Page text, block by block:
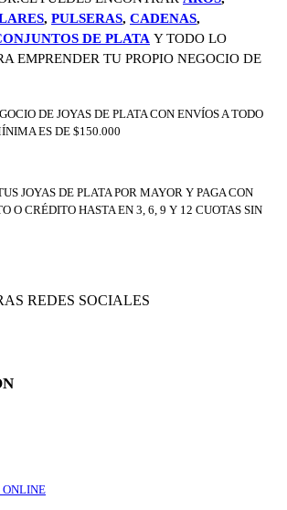
, PULSERAS, CADENAS,
DE PLATA Y TODO LO
EMPRENDER TU PROPIO NEGOCIO DE
DE JOYAS DE PLATA CON ENVÍOS A TODO
ES DE $150.000
JOYAS DE PLATA POR MAYOR Y PAGA CON
O CRÉDITO HASTA EN 3, 6, 9 Y 12 CUOTAS SIN
REDES SOCIALES
ONLINE